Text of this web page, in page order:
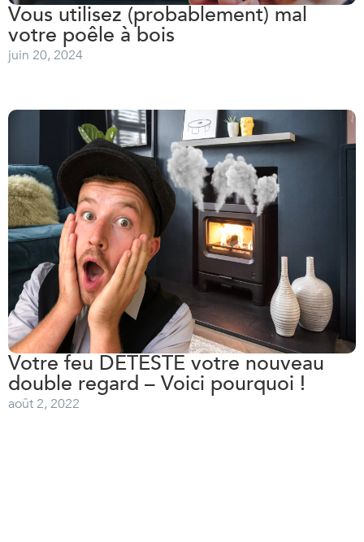
Vous utilisez (probablement) mal
votre poêle à bois
juin 20, 2024
Votre feu DÉTESTE votre nouveau
double regard – Voici pourquoi !
août 2, 2022